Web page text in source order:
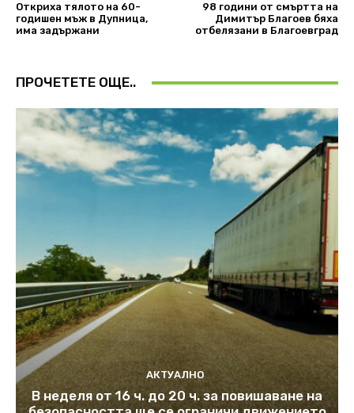
Откриха тялото на 60-
годишен мъж в Дупница,
има задържани
98 години от смъртта на
Димитър Благоев бяха
отбелязани в Благоевград
ПРОЧЕТЕТЕ ОЩЕ..
АКТУАЛНО
В неделя от 16 ч. до 20 ч. за повишаване на